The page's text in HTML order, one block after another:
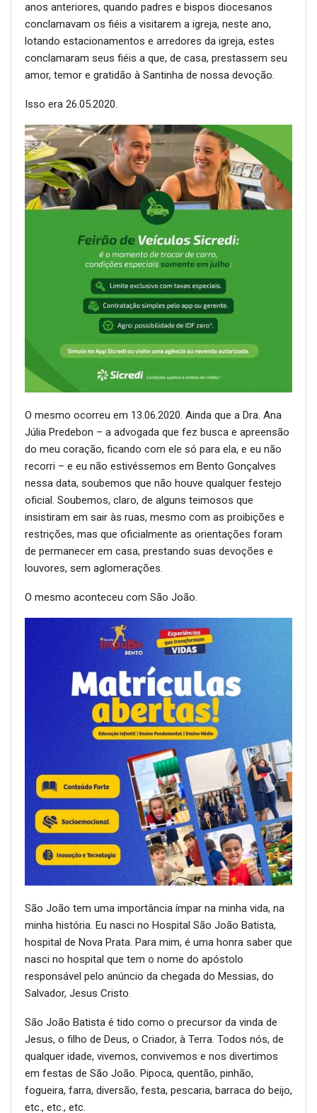
anos anteriores, quando padres e bispos diocesanos
conclamavam os fiéis a visitarem a igreja, neste ano,
lotando estacionamentos e arredores da igreja, estes
conclamaram seus fiéis a que, de casa, prestassem seu
amor, temor e gratidão à Santinha de nossa devoção.
Isso era 26.05.2020.
O mesmo ocorreu em 13.06.2020. Ainda que a Dra. Ana
Júlia Predebon – a advogada que fez busca e apreensão
do meu coração, ficando com ele só para ela, e eu não
recorri – e eu não estivéssemos em Bento Gonçalves
nessa data, soubemos que não houve qualquer festejo
oficial. Soubemos, claro, de alguns teimosos que
insistiram em sair às ruas, mesmo com as proibições e
restrições, mas que oficialmente as orientações foram
de permanecer em casa, prestando suas devoções e
louvores, sem aglomerações.
O mesmo aconteceu com São João.
São João tem uma importância ímpar na minha vida, na
minha história. Eu nasci no Hospital São João Batista,
hospital de Nova Prata. Para mim, é uma honra saber que
nasci no hospital que tem o nome do apóstolo
responsável pelo anúncio da chegada do Messias, do
Salvador, Jesus Cristo.
São João Batista é tido como o precursor da vinda de
Jesus, o filho de Deus, o Criador, à Terra. Todos nós, de
qualquer idade, vivemos, convivemos e nos divertimos
em festas de São João. Pipoca, quentão, pinhão,
fogueira, farra, diversão, festa, pescaria, barraca do beijo,
etc., etc., etc.